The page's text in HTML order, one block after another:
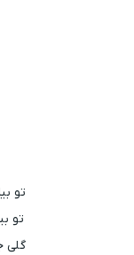
تو
تو
گلی